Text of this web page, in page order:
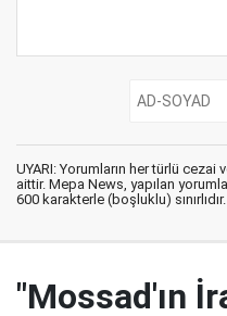
UYARI: Yorumların her türlü
aittir. Mepa News, yapılan
600 karakterle (boşluklu) sınırlıdır.
"Mossad'ın